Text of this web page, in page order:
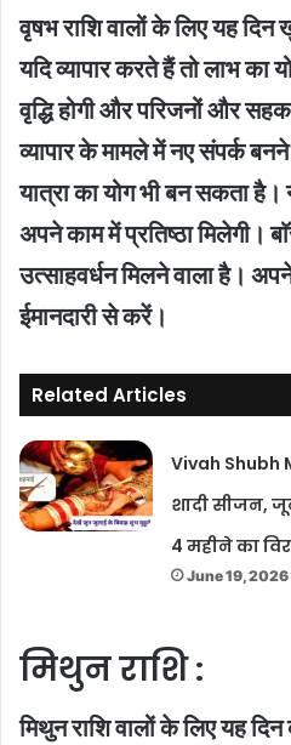
वृषभ राशि वालों के लिए यह दिन
यदि व्यापार करते हैं तो लाभ
वृद्धि होगी और परिजनों और
व्यापार के मामले में नए संपर्क
यात्रा का योग भी बन सकता
अपने काम में प्रतिष्ठा मिलेगी।
उत्साहवर्धन मिलने वाला है।
ईमानदारी से करें।
Related Articles
Vivah
शादी सीजन,
4 महीने का
June 19, 2026
मिथुन राशि :
मिथुन राशि वालों के लिए यह